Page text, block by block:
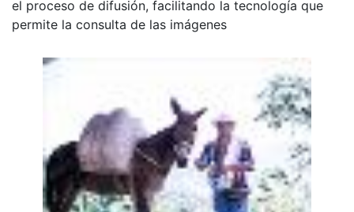
el proceso de difusión, facilitando la tecnología que
permite la consulta de las imágenes